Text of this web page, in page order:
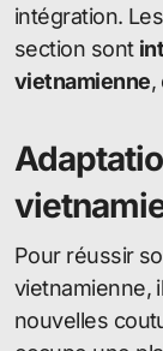
intégration.
section sont
vietnamienne,
Pour réussir
vietnamienne,
nouvelles